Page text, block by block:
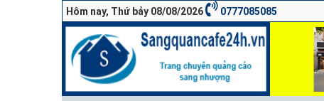
Hôm nay, Thứ bảy 08/08/2026 0777085085